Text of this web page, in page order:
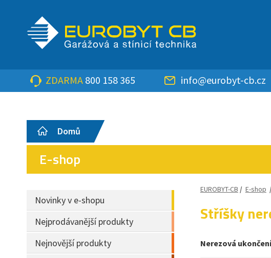
ZDARMA 800 158 365 info@eurobyt-cb.cz
Domů
E-shop
Novinky v e-shopu
Nejprodávanější produkty
Nejnovější produkty
EUROBYT-CB / E-shop
Stříšky
Nerezová